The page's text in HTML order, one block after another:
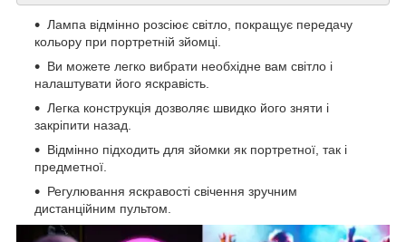
Лампа відмінно розсіює світло, покращує передачу
кольору при портретній зйомці.
Ви можете легко вибрати необхідне вам світло і
налаштувати його яскравість.
Легка конструкція дозволяє швидко його зняти і
закріпити назад.
Відмінно підходить для зйомки як портретної, так і
предметної.
Регулювання яскравості свічення зручним
дистанційним пультом.